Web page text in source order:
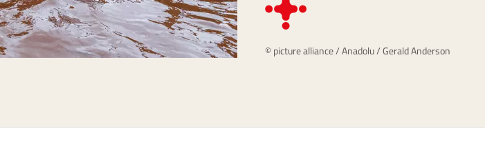
© picture alliance / Anadolu / Gerald Anderson